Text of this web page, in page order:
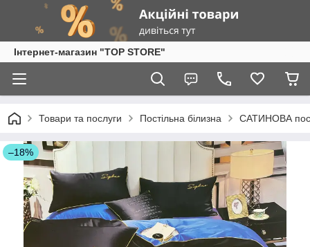
Інтернет-магазин "TOP STORE"
Товари та послуги Постільна білизна САТИНОВА
–18%